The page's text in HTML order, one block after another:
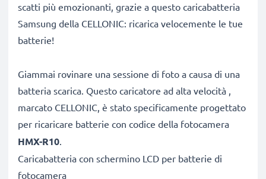
scatti più emozionanti, grazie a questo caricabatteria
Samsung della CELLONIC: ricarica velocemente le tue
batterie!
Giammai rovinare una sessione di foto a causa di una
batteria scarica. Questo caricatore ad alta velocità ,
marcato CELLONIC, è stato specificamente progettato
per ricaricare batterie con codice della fotocamera
HMX-R10.
Caricabatteria con schermino LCD per batterie di
fotocamera